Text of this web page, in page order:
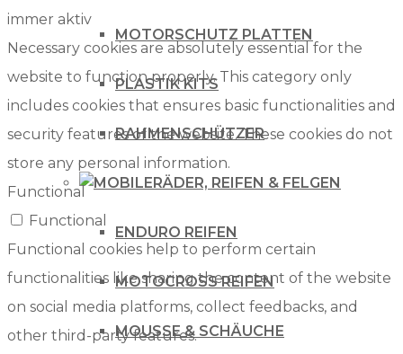
MOTORSCHUTZ PLATTEN
PLASTIK KITS
RAHMENSCHÜTZER
RÄDER, REIFEN & FELGEN
ENDURO REIFEN
MOTOCROSS REIFEN
MOUSSE & SCHÄUCHE
immer aktiv
Necessary cookies are absolutely essential for the
website to function properly. This category only
includes cookies that ensures basic functionalities and
security features of the website. These cookies do not
store any personal information.
Functional
Functional
Functional cookies help to perform certain
functionalities like sharing the content of the website
on social media platforms, collect feedbacks, and
other third-party features.